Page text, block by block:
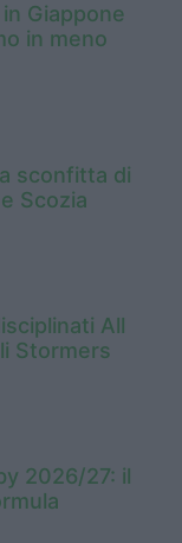
Giappone
in meno
sconfitta di
Scozia
All
Stormers
2026/27: il